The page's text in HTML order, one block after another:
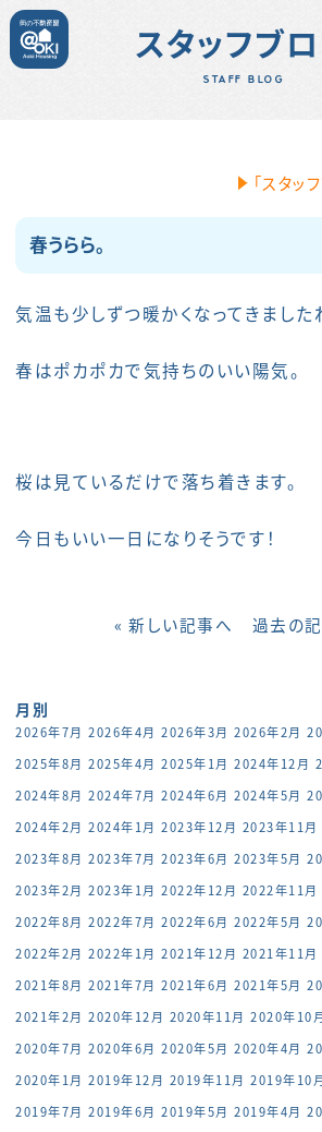
スタッフブ
STAFF BLOG
「スタッ
春うらら。
気温も少しずつ暖かくなってきました
春はポカポカで気持ちのいい陽気。
桜は見ているだけで落ち着きます。
今日もいい一日になりそうです！
« 新しい記事へ 過去の
月別
2026年7月 2026年4月 2026年3月 2026年2月
2025年8月 2025年4月 2025年1月 2024年12月
2024年8月 2024年7月 2024年6月 2024年5月
2024年2月 2024年1月 2023年12月 2023年11月
2023年8月 2023年7月 2023年6月 2023年5月
2023年2月 2023年1月 2022年12月 2022年11月
2022年8月 2022年7月 2022年6月 2022年5月
2022年2月 2022年1月 2021年12月 2021年11月
2021年8月 2021年7月 2021年6月 2021年5月
2021年2月 2020年12月 2020年11月 2020年10
2020年7月 2020年6月 2020年5月 2020年4月
2020年1月 2019年12月 2019年11月 2019年10
2019年7月 2019年6月 2019年5月 2019年4月